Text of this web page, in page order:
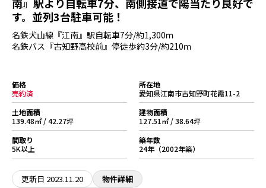
す。並列3台駐車可能！
名鉄犬山線『江南』駅自転車7分/約1,300ｍ
名鉄バス『古知野高校前』停徒歩約3分/約210ｍ
価格
売約済
所在地
愛知県江南市古知野町花霞11-2
土地面積
139.48㎡ / 42.27坪
建物面積
127.51㎡ / 38.64坪
間取り
5K以上
築年数
24年（2002年築）
更新日 2023.11.20
物件詳細